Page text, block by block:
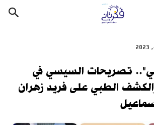
تصريحات السيسي في
الطبي على فريد زهران